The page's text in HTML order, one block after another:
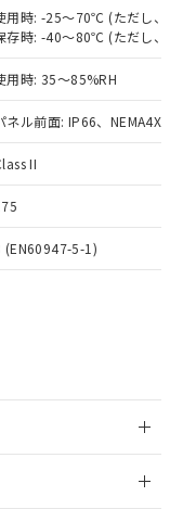
用時: -25～70℃ (ただし、氷
存時: -40～80℃ (ただし、氷
用時: 35～85%RH
ネル前面: IP66、NEMA4X,
II
(EN60947-5-1)
価格はお客
様担当のオ
社販売員に
当社販売拠
」をご確認
果を当社の
洩または開
。
ト作成サー
、当社の製
用すること
エチルヘキシ
フタル酸ブチ
ル酸ジブチル
ソブチル
機器に対する
り、予定
ドするこ
有証明書
リ臭化ビフェ
フェニルエーテ
フタル酸ジ
チルベンジ
: 1000ppm
べてが基
いて有害物
場合は、完
輸出されな
す。
、ミサイ
たはその他
置等に一切
に販売する
内容を当
た当社は、
関係者が違
在庫あり
況につ
ロン制御
員にご確
庫状況の